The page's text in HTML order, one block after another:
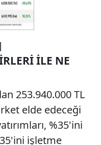
ILE NE
253.940.000 TL
elde edeceği
%35'ini
işletme